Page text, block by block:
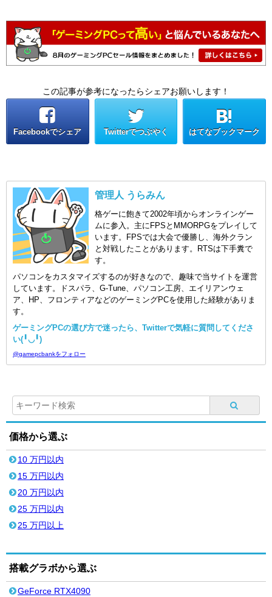
この記事が参考になったらシェアお願いします！
Facebookでシェア Twitterでつぶやく はてなブックマーク
管理人 うらみん
格ゲーに飽きて2002年頃からオンラインゲー
ムに参入。主にFPSとMMORPGをプレイして
います。FPSでは大会で優勝し、海外クラン
と対戦したことがあります。RTSは下手糞で
す。
パソコンをカスタマイズするのが好きなので、趣味で当サイトを運営
しています。ドスパラ、G-Tune、パソコン工房、エイリアンウェ
ア、HP、フロンティアなどのゲーミングPCを使用した経験がありま
す。
ゲーミングPCの選び方で迷ったら、Twitterで気軽に質問してくださ
い(╹◡╹)
@gamepcbankをフォロー
価格から選ぶ
10 万円以内
15 万円以内
20 万円以内
25 万円以内
25 万円以上
搭載グラボから選ぶ
GeForce RTX4090